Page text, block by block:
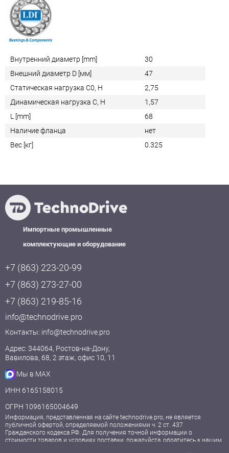
Внутренний диаметр [mm]
30
Внешний диаметр D [мм]
47
Статическая нагрузка C0, Н
2,75
Динамическая нагрузка C, Н
1,57
L [mm]
68
Наличие фланца
нет
Вес [кг]
0.325
Импортные промышленные
комплектующие и оборудование
+7 (863) 223-20-99
+7 (863) 273-27-00
+7 (863) 219-85-16
info@technodrive.pro
Контакты: info@technodrive.pro
Адрес: 344064, Ростов-на-Дону,
Вавилова, 68, 2 этаж, офис 10, 11
Мы в MAX
ИНН 6165158015
ОГРН 1096165004649
Информация, представленная на сайте technodrive.pro, не является
публичной офертой, определяемой положениями ч. 2 ст. 437
Гражданского кодекса РФ. Для получения точной информации о
стоимости товаров и условиях поставки, пожалуйста, обратитесь к нашим